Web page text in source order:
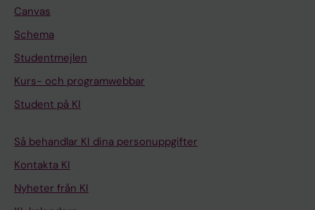
Canvas
Schema
Studentmejlen
Kurs- och programwebbar
Student på KI
Så behandlar KI dina personuppgifter
Kontakta KI
Nyheter från KI